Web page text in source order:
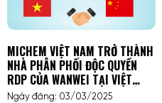
MICHEM VIỆT NAM TRỞ THÀNH
NHÀ PHÂN PHỐI ĐỘC QUYỀN
RDP CỦA WANWEI TẠI VIỆT
NAMMICHEM VIỆT NAM TRỞ
Ngày đăng: 03/03/2025